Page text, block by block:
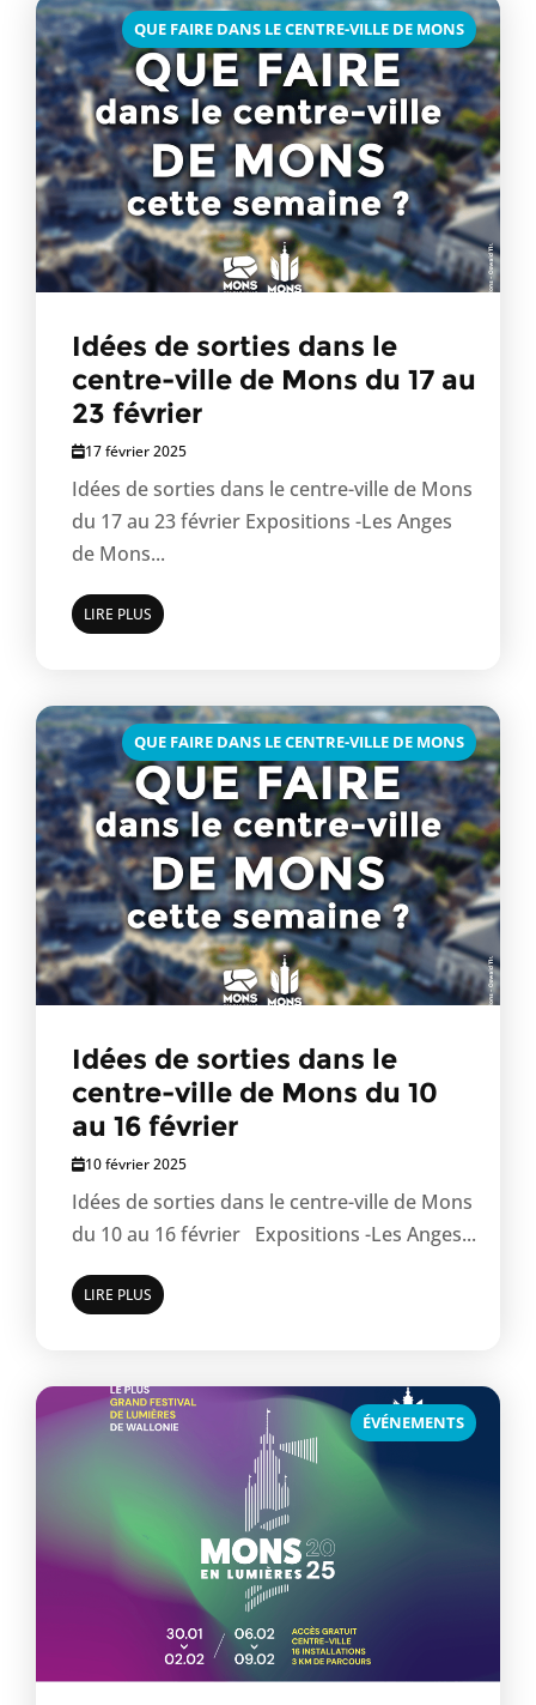
QUE FAIRE DANS LE CENTRE-VILLE DE MONS
Idées de sorties dans le
centre-ville de Mons du 17 au
23 février
17 février 2025
Idées de sorties dans le centre-ville de Mons
du 17 au 23 février Expositions -Les Anges
de Mons...
LIRE PLUS
QUE FAIRE DANS LE CENTRE-VILLE DE MONS
Idées de sorties dans le
centre-ville de Mons du 10
au 16 février
10 février 2025
Idées de sorties dans le centre-ville de Mons
du 10 au 16 février Expositions -Les Anges...
LIRE PLUS
ÉVÉNEMENTS